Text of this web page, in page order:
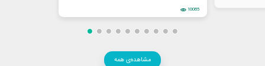
10085
مشاهده‌ی همه